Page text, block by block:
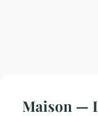
Maison —